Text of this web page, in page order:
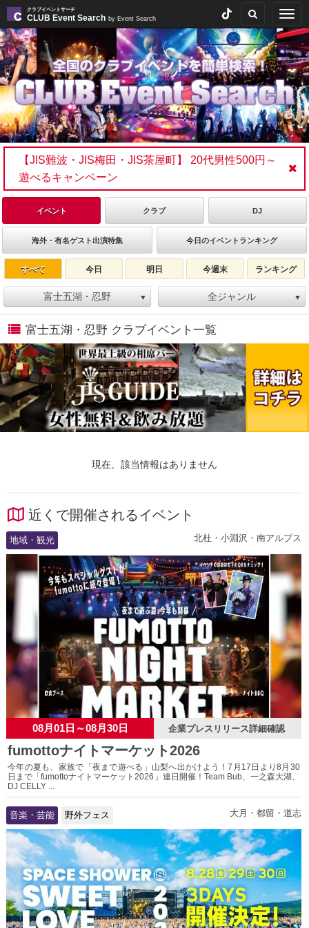
クラブイベントサーチ
CLUB Event Search by Event Search
【JIS難波・JIS梅田・JIS茶屋町】 20代男性500円～
遊べるキャンペーン
イベント クラブ DJ
海外・有名ゲスト出演特集 今日のイベントランキング
すべて 今日 明日 今週末 ランキング
富士五湖・忍野 ▼ 全ジャンル ▼
富士五湖・忍野 クラブイベント一覧
現在、該当情報はありません
近くで開催されるイベント
地域・観光 北杜・小淵沢・南アルプス
08月01日～08月30日 企業プレスリリース詳細確認
fumottoナイトマーケット2026
今年の夏も、家族で「夜まで遊べる」山梨へ出かけよう！7月17日より8月30
日まで「fumottoナイトマーケット2026」連日開催！Team Bub、一之森大湖、
DJ CELLY ...
音楽・芸能 野外フェス 大月・都留・道志